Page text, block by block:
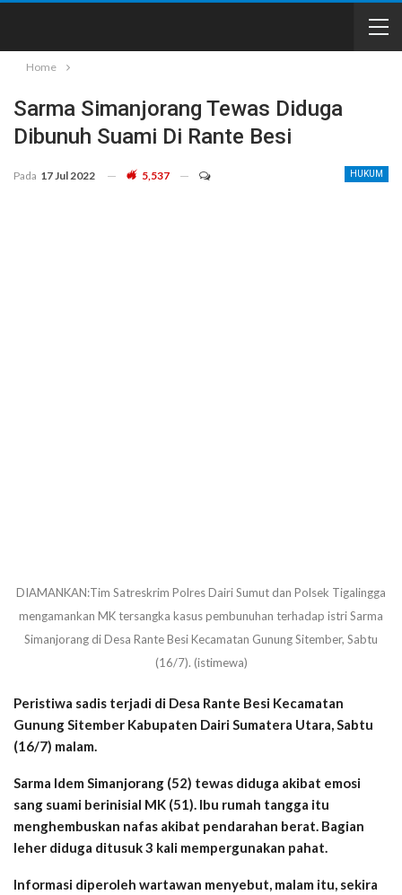
Home
Sarma Simanjorang Tewas Diduga
Dibunuh Suami Di Rante Besi
HUKUM
Pada 17 Jul 2022 5,537
DIAMANKAN:Tim Satreskrim Polres Dairi Sumut dan Polsek Tigalingga
mengamankan MK tersangka kasus pembunuhan terhadap istri Sarma
Simanjorang di Desa Rante Besi Kecamatan Gunung Sitember, Sabtu
(16/7). (istimewa)
Peristiwa sadis terjadi di Desa Rante Besi Kecamatan
Gunung Sitember Kabupaten Dairi Sumatera Utara, Sabtu
(16/7) malam.
Sarma Idem Simanjorang (52) tewas diduga akibat emosi
sang suami berinisial MK (51). Ibu rumah tangga itu
menghembuskan nafas akibat pendarahan berat. Bagian
leher diduga ditusuk 3 kali mempergunakan pahat.
Informasi diperoleh wartawan menyebut, malam itu, sekira